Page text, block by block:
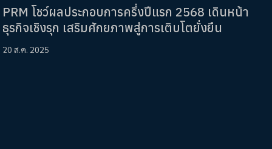
PRM โชว์ผลประกอบการครึ่งปีแรก 2568 เดินหน้า
ธุรกิจเชิงรุก เสริมศักยภาพสู่การเติบโตยั่งยืน
20 ส.ค. 2025